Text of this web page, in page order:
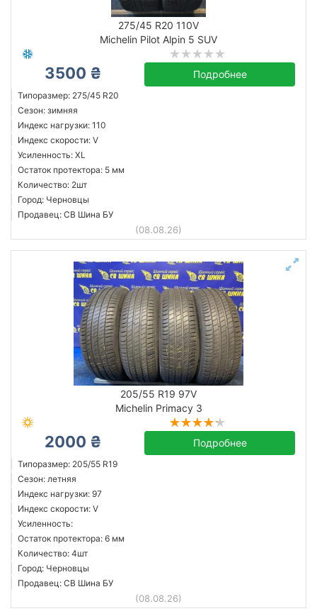
275/45 R20 110V
Michelin Pilot Alpin 5 SUV
3500 ₴ Подробнее
Типоразмер: 275/45 R20
Сезон: зимняя
Индекс нагрузки: 110
Индекс скорости: V
Усиленность: XL
Остаток протектора: 5 мм
Количество: 2шт
Город: Черновцы
Продавец: СВ Шина БУ
(08.08.26)
205/55 R19 97V
Michelin Primacy 3
2000 ₴ Подробнее
Типоразмер: 205/55 R19
Сезон: летняя
Индекс нагрузки: 97
Индекс скорости: V
Усиленность:
Остаток протектора: 6 мм
Количество: 4шт
Город: Черновцы
Продавец: СВ Шина БУ
(08.08.26)